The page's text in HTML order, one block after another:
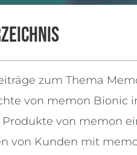
zum Thema
von memon Bionic
von memon
von Kunden mit